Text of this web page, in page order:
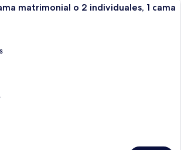
matrimonial o 2 individuales, 1 cama